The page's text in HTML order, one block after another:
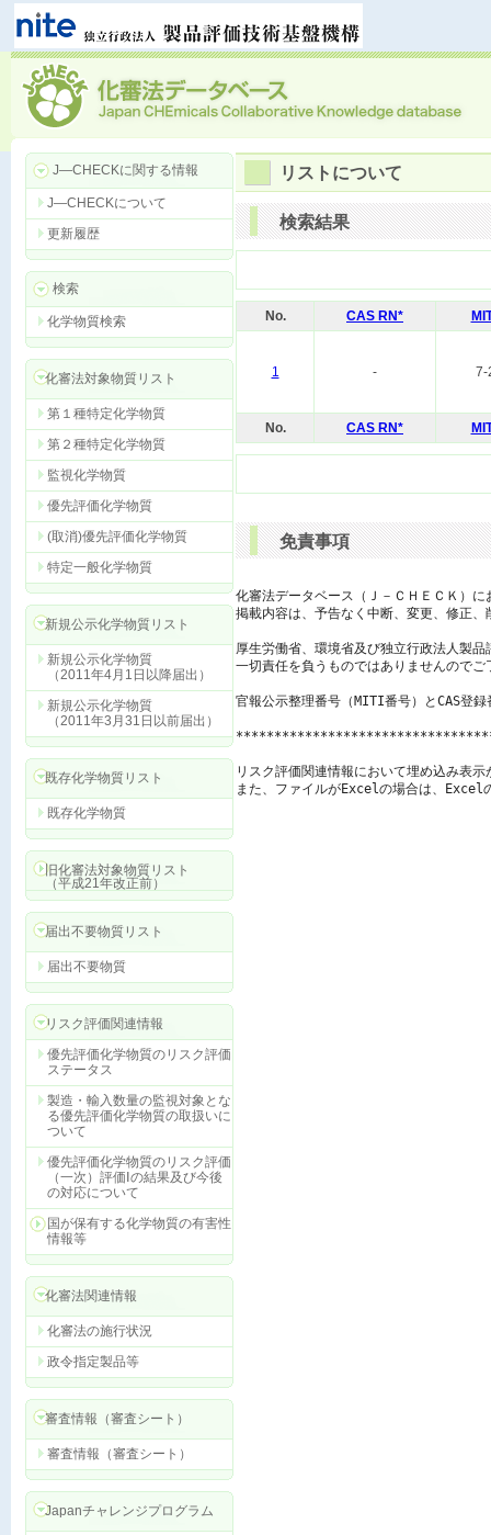
J―CHECKに関する情報
J―CHECKについて
更新履歴
検索
化学物質検索
化審法対象物質リスト
第１種特定化学物質
第２種特定化学物質
監視化学物質
優先評価化学物質
(取消)優先評価化学物質
特定一般化学物質
新規公示化学物質リスト
新規公示化学物質
（2011年4月1日以降届出）
新規公示化学物質
（2011年3月31日以前届出）
既存化学物質リスト
既存化学物質
旧化審法対象物質リスト
（平成21年改正前）
届出不要物質リスト
届出不要物質
リスク評価関連情報
優先評価化学物質のリスク評価
ステータス
製造・輸入数量の監視対象とな
る優先評価化学物質の取扱いに
ついて
優先評価化学物質のリスク評価
（一次）評価Ⅰの結果及び今後
の対応について
国が保有する化学物質の有害性
情報等
化審法関連情報
化審法の施行状況
政令指定製品等
審査情報（審査シート）
審査情報（審査シート）
Japanチャレンジプログラム
リストについて
検索結果
No. CAS RN*
1 - 7-
No. CAS RN*
免責事項
化審法データベース（Ｊ－ＣＨＥＣＫ）
掲載内容は、予告なく中断、変更、修正
厚生労働省、環境省及び独立行政法人製
一切責任を負うものではありませんのでご
官報公示整理番号（MITI番号）とCAS登
リスク評価関連情報において埋め込み表
また、ファイルがExcelの場合は、Excel